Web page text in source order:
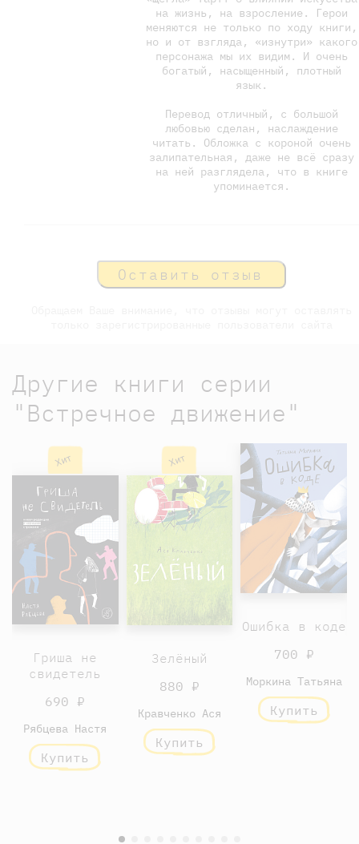
на жизнь, на взросление. Герои
меняются не только по ходу книги,
но и от взгляда, «изнутри» какого
персонажа мы их видим. И очень
богатый, насыщенный, плотный
язык.
Перевод отличный, с большой
любовью сделан, наслаждение
читать. Обложка с короной очень
залипательная, даже не всё сразу
на ней разглядела, что в книге
упоминается.
Оставить отзыв
Другие книги серии
"Встречное движение"
Хит
Гриша не
свидетель
690 ₽
Рябцева Настя
Купить
Хит
Зелёный
880 ₽
Кравченко Ася
Купить
Ошибка в коде
700 ₽
Моркина Татьяна
Купить